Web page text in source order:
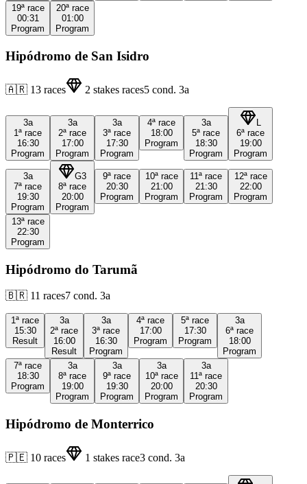
19ª race
00:31
Program
20ª race
01:00
Program
Hipódromo de San Isidro
🇦🇷 13 races 2 stakes races5 cond. 3a
3a
1ª race
16:30
Program
3a
2ª race
17:00
Program
3a
3ª race
17:30
Program
4ª race
18:00
Program
3a
5ª race
18:30
Program
6ª race
19:00
Program
3a
7ª race
19:30
Program
G3
8ª race
20:00
Program
9ª race
20:30
Program
10ª race
21:00
Program
11ª race
21:30
Program
12ª race
22:00
Program
13ª race
22:30
Program
Hipódromo do Tarumã
🇧🇷 11 races7 cond. 3a
1ª race
15:30
Result
3a
2ª race
16:00
Result
3a
3ª race
16:30
Program
4ª race
17:00
Program
5ª race
17:30
Program
3a
6ª race
18:00
Program
7ª race
18:30
Program
3a
8ª race
19:00
Program
3a
9ª race
19:30
Program
3a
10ª race
20:00
Program
3a
11ª race
20:30
Program
Hipódromo de Monterrico
🇵🇪 10 races 1 stakes race3 cond. 3a